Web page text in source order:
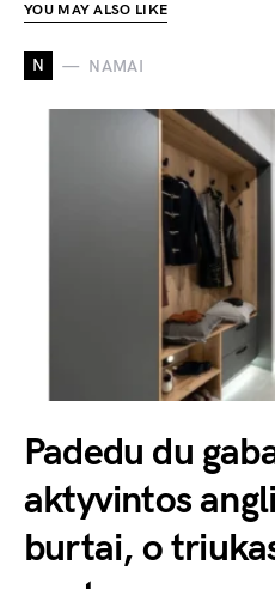
YOU MAY ALSO LIKE
N NAMAI
Padedu du
aktyvintos
burtai, o